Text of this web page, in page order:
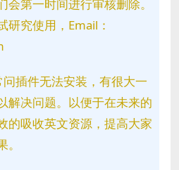
第一时间进行审核删除。
研究使用，Email：
插件无法安装，有很大一
解决问题。以便于在未来的
的吸收英文资源，提高大家